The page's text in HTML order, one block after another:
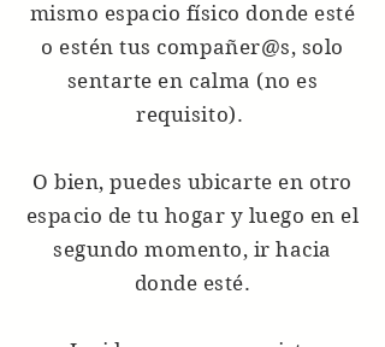
mismo espacio físico donde esté
o estén tus compañer@s, solo
sentarte en calma (no es
requisito).
O bien, puedes ubicarte en otro
espacio de tu hogar y luego en el
segundo momento, ir hacia
donde esté.